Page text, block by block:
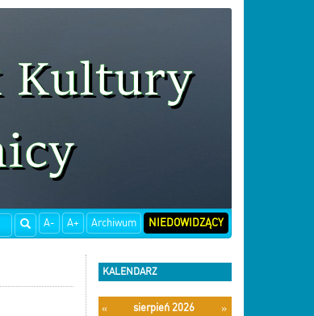
A- A+ Archiwum NIEDOWIDZĄCY
KALENDARZ
« sierpień 2026
»